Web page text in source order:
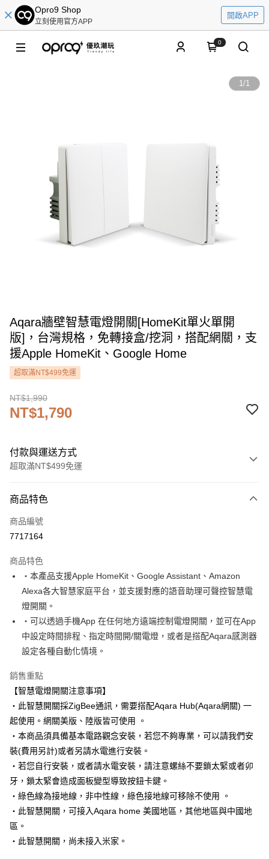
Opro9 Shop
立刻使用官方APP
開啟APP
0
1/1
Aqara牆壁智慧電燈開關[HomeKit單火單開
版]，台灣規格，免轉接盒/挖洞，搭配網關，支
援Apple HomeKit、Google Home
超取滿NT$499免運
NT$1,990
NT$1,790
付款與運送方式
超取滿NT$499免運
信用卡一次付款
信用卡分期付款
合作金庫商業銀行
華南商業銀行
彰化商業銀行
上海商業儲蓄銀行
台北富邦商業銀行
國泰世華商業銀行
臺灣中小企業銀行
台中商業銀行
匯豐（台灣）商業銀行
華泰商業銀行
聯邦商業銀行
遠東國際商業銀行
元大商業銀行
台新國際商業銀行
台灣樂天信用卡公司
6 期 0 利率 每期
華南商業銀行
彰化商業銀行
上海商業儲蓄銀行
國泰世華商業銀行
兆豐國際商業銀行
臺灣中小企業銀行
台中商業銀行
匯豐（台灣）商業銀行
元大商業銀行
玉山商業銀行
台灣樂天信用卡公司
12 期 0 利率 每期
合作金庫商業銀行
上海商業儲蓄銀行
台北富邦商業銀行
國泰世華商業銀行
兆豐國際商業銀行
臺灣中小企業銀行
聯邦商業銀行
元大商業銀行
玉山商業銀行
星展（台灣）商業銀行
台新國際商業銀行
台灣樂天信用卡公司
超商取貨付款
LINE Pay
Apple Pay
街口支付
悠遊付
ATM付款
運送方式
全家付款取貨
每筆NT$60，滿NT$499(含以上)免運費
每筆NT$60，滿NT$499(含以上)免運費
宅配
商品特色
商品編號
7717164
商品特色
・本產品支援Apple HomeKit、Google Assistant、Amazon
Alexa各大智慧家庭平台，並支援對應的語音助理可聲控智慧電
燈開關。
・可以透過手機App 在任何地方遠端控制電燈開關，並可在App
中設定時間排程、指定時間開/關電燈，或者是搭配Aqara感測器
設定各種自動化情境。
銷售重點
【智慧電燈開關注意事項】
・此智慧開關採ZigBee通訊，需要搭配Aqara Hub(Aqara網關) 一
起使用。網關美版、陸版皆可使用 。
・本商品須具備基本電路觀念安裝，若您不夠專業，可以請我們安
裝(費用另計)或者另請水電進行安裝。
・若您自行安裝，或者請水電安裝，請注意螺絲不要鎖太緊或者卯
牙，鎖太緊會造成面板變型導致按鈕卡鍵。
・綠色線為接地線，非中性線，綠色接地線可移除不使用 。
・此智慧開關，可接入Aqara home 美國地區，其他地區與中國地
區。
・此智慧開關，尚未接入米家。